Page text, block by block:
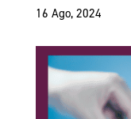
16 Ago, 2024